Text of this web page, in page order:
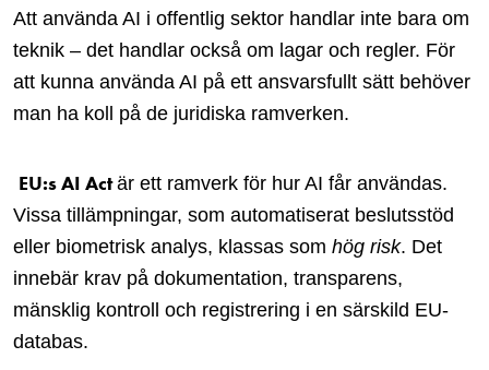
Att använda AI i offentlig sektor handlar inte bara om
teknik – det handlar också om lagar och regler. För
att kunna använda AI på ett ansvarsfullt sätt behöver
man ha koll på de juridiska ramverken.
EU:s AI Actär ett ramverk för hur AI får användas.
Vissa tillämpningar, som automatiserat beslutsstöd
eller biometrisk analys, klassas som hög risk. Det
innebär krav på dokumentation, transparens,
mänsklig kontroll och registrering i en särskild EU-
databas.